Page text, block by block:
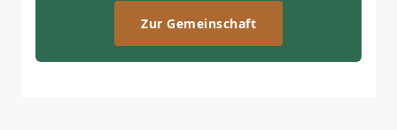
Zur Gemeinschaft